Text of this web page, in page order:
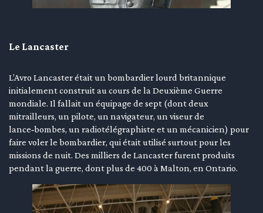
Le Lancaster
L’Avro Lancaster était un bombardier lourd britannique
initialement construit au cours de la Deuxième Guerre
mondiale. Il fallait un équipage de sept (dont deux
mitrailleurs, un pilote, un navigateur, un viseur de
lance‑bombes, un radiotélégraphiste et un mécanicien) pour
faire voler le bombardier, qui était utilisé surtout pour les
missions de nuit. Des milliers de Lancaster furent produits
pendant la guerre, dont plus de 400 à Malton, en Ontario.